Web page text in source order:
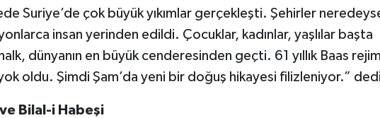
Suriye’de çok büyük yıkımlar gerçekleşti. Şehirler
insan yerinden edildi. Çocuklar, kadınlar, yaşlılar başta
dünyanın en büyük cenderesinden geçti. 61 yıllık Baas
oldu. Şimdi Şam’da yeni bir doğuş hikayesi filizleniyor.”
Bilal-i Habeşi